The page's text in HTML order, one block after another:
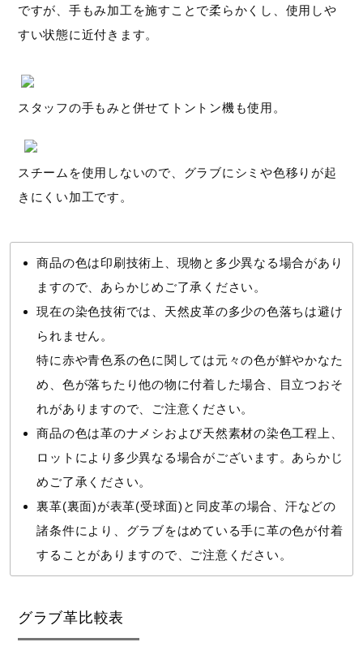
ですが、手もみ加工を施すことで柔らかくし、使用しや
すい状態に近付きます。
スタッフの手もみと併せてトントン機も使用。
スチームを使用しないので、グラブにシミや色移りが起
きにくい加工です。
商品の色は印刷技術上、現物と多少異なる場合があり
ますので、あらかじめご了承ください。
現在の染色技術では、天然皮革の多少の色落ちは避け
られません。
特に赤や青色系の色に関しては元々の色が鮮やかなた
め、色が落ちたり他の物に付着した場合、目立つおそ
れがありますので、ご注意ください。
商品の色は革のナメシおよび天然素材の染色工程上、
ロットにより多少異なる場合がございます。あらかじ
めご了承ください。
裏革(裏面)が表革(受球面)と同皮革の場合、汗などの
諸条件により、グラブをはめている手に革の色が付着
することがありますので、ご注意ください。
グラブ革比較表